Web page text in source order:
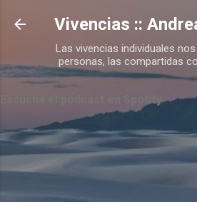
Ir al contenido
Vivencias ::
Las vivencias individuales
personas, las compartidas
Escuchá el podcast en Spotify